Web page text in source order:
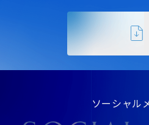
ソーシャル